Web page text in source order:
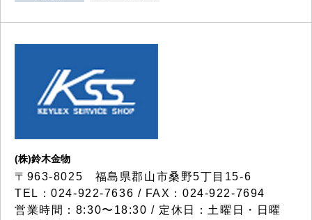
(株)鈴木金物
〒963-8025 福島県郡山市桑野5丁目15-6
TEL：024-922-7636 / FAX：024-922-7694
営業時間：8:30〜18:30 / 定休日：土曜日・日曜